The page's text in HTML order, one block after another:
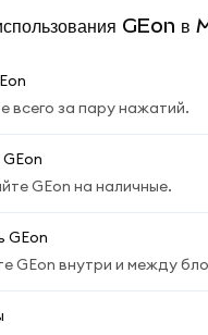
GEon
всего за пару нажатий.
GEon на наличные.
GEon
GEon внутри и между